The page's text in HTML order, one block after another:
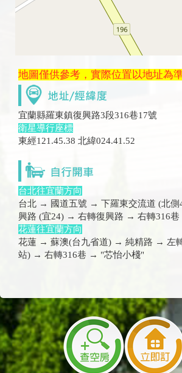
地圖僅供參考，實際位置以地址為
宜蘭縣羅東鎮復興路3段316巷17號
衛星導行座標
東經121.45.38 北緯024.41.52
台北往宜蘭方向
台北 → 國道五號 → 下羅東交流道 (北
興路 (宜24) → 右轉復興路 → 右轉316
花蓮往宜蘭方向
花蓮 → 蘇澳(台九省道) → 純精路 → 左
站) → 右轉316巷 → "芯怡小棧"